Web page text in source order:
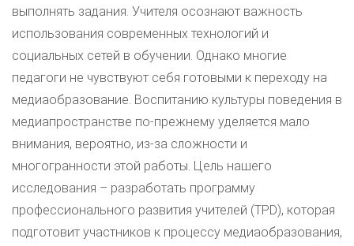
выполнять задания. Учителя осознают важность
использования современных технологий и
социальных сетей в обучении. Однако многие
педагоги не чувствуют себя готовыми к переходу на
медиаобразование. Воспитанию культуры поведения в
медиапространстве по-прежнему уделяется мало
внимания, вероятно, из-за сложности и
многогранности этой работы. Цель нашего
исследования – разработать программу
профессионального развития учителей (TPD), которая
подготовит участников к процессу медиаобразования,